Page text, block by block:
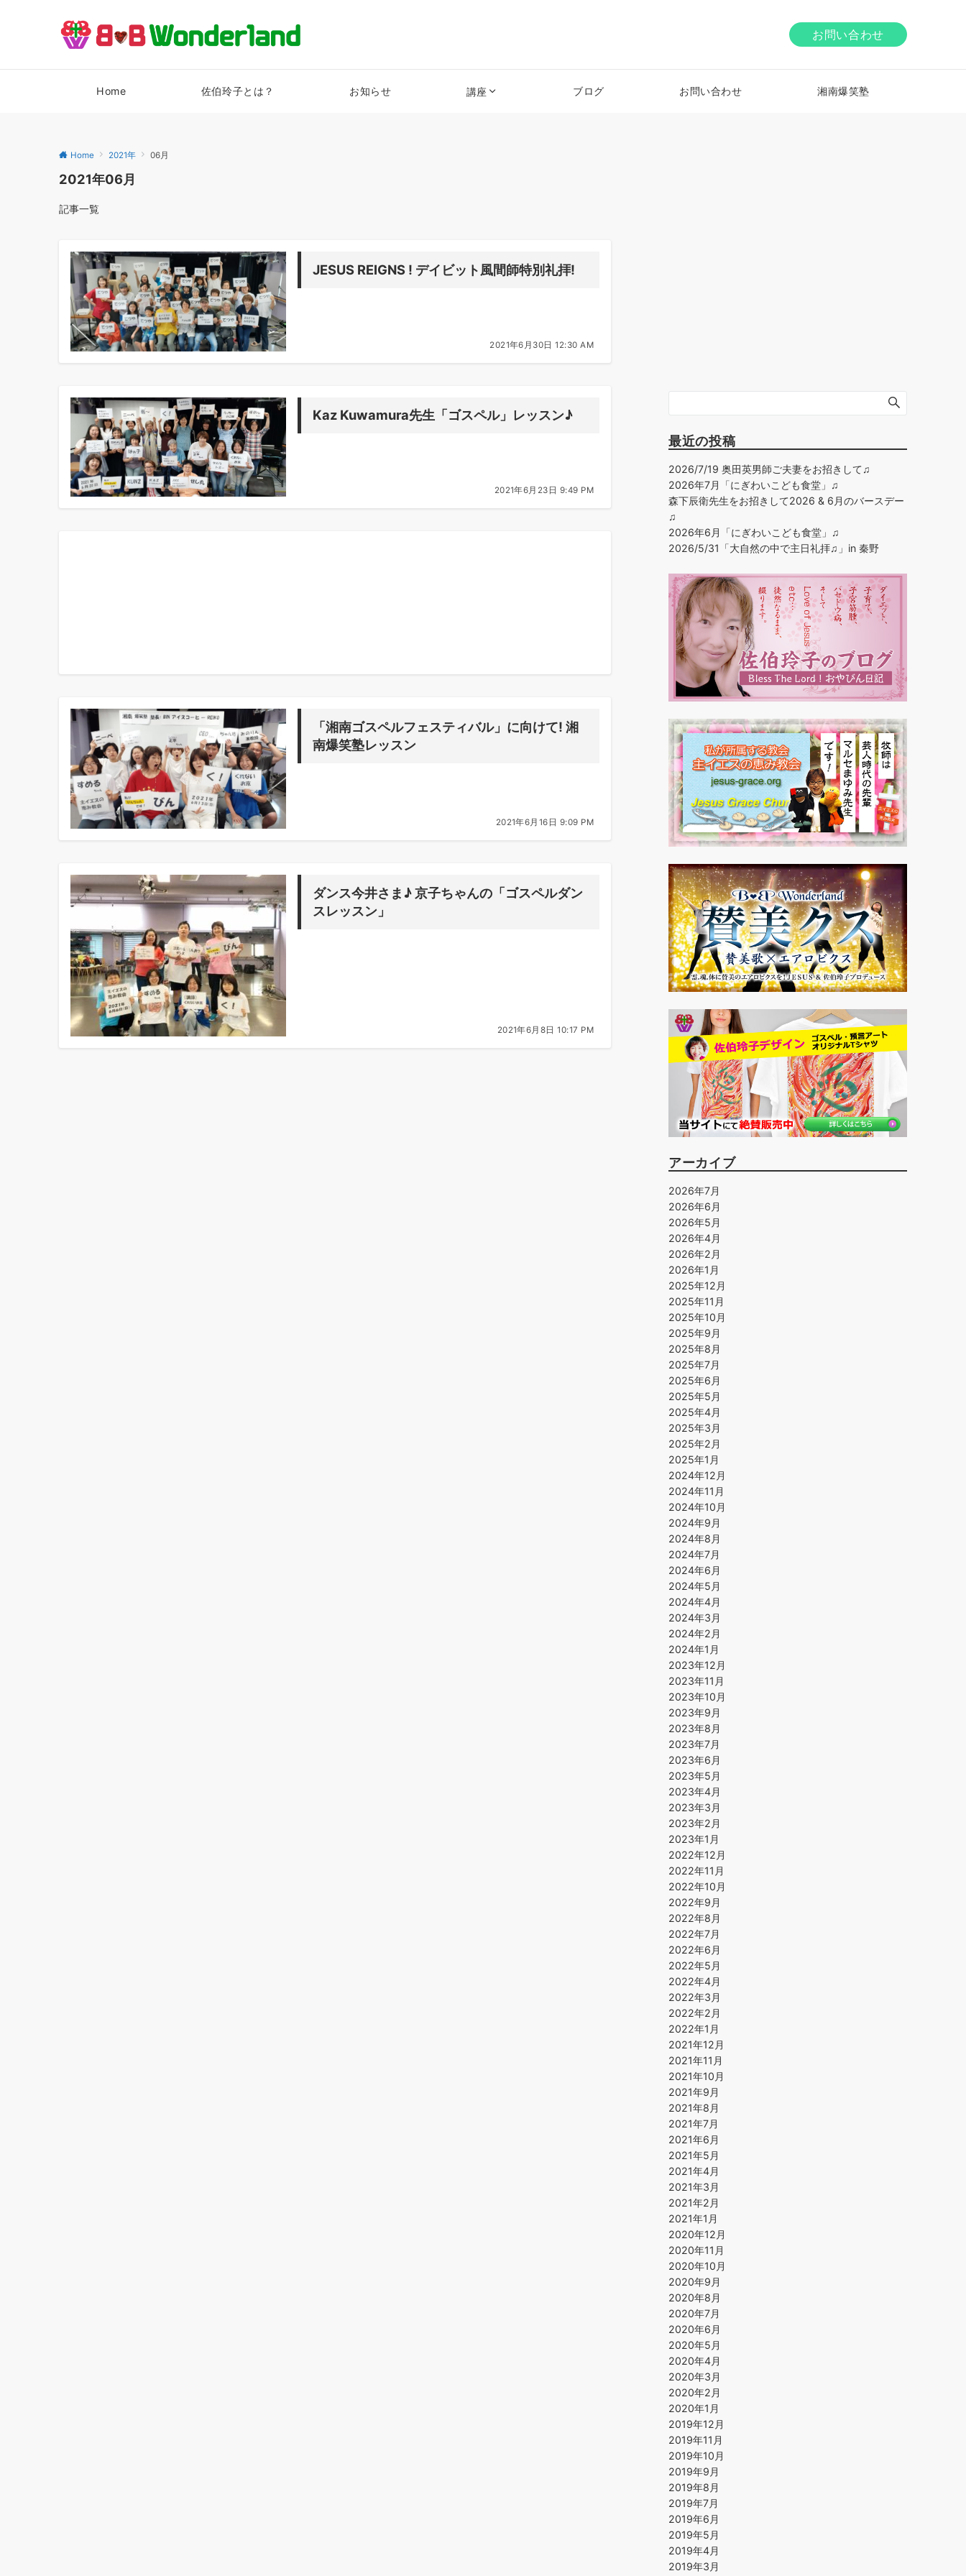
お問い合わせ
Home 佐伯玲子とは？ お知らせ 講座 ブログ お問い合わせ 湘南爆笑塾
Home 2021年 06月
2021年06月
記事一覧
JESUS REIGNS ! デイビット風間師特別礼拝!
2021年6月30日 12:30 AM
Kaz Kuwamura先生「ゴスペル」レッスン♪
2021年6月23日 9:49 PM
「湘南ゴスペルフェスティバル」に向けて! 湘
南爆笑塾レッスン
2021年6月16日 9:09 PM
ダンス今井さま♪ 京子ちゃんの「ゴスペルダン
スレッスン」
2021年6月8日 10:17 PM
最近の投稿
2026/7/19 奥田英男師ご夫妻をお招きして♫
2026年7月「にぎわいこども食堂」♫
森下辰衛先生をお招きして2026 & 6月のバースデー
♫
2026年6月「にぎわいこども食堂」♫
2026/5/31「大自然の中で主日礼拝♫」in 秦野
アーカイブ
2026年7月
2026年6月
2026年5月
2026年4月
2026年2月
2026年1月
2025年12月
2025年11月
2025年10月
2025年9月
2025年8月
2025年7月
2025年6月
2025年5月
2025年4月
2025年3月
2025年2月
2025年1月
2024年12月
2024年11月
2024年10月
2024年9月
2024年8月
2024年7月
2024年6月
2024年5月
2024年4月
2024年3月
2024年2月
2024年1月
2023年12月
2023年11月
2023年10月
2023年9月
2023年8月
2023年7月
2023年6月
2023年5月
2023年4月
2023年3月
2023年2月
2023年1月
2022年12月
2022年11月
2022年10月
2022年9月
2022年8月
2022年7月
2022年6月
2022年5月
2022年4月
2022年3月
2022年2月
2022年1月
2021年12月
2021年11月
2021年10月
2021年9月
2021年8月
2021年7月
2021年6月
2021年5月
2021年4月
2021年3月
2021年2月
2021年1月
2020年12月
2020年11月
2020年10月
2020年9月
2020年8月
2020年7月
2020年6月
2020年5月
2020年4月
2020年3月
2020年2月
2020年1月
2019年12月
2019年11月
2019年10月
2019年9月
2019年8月
2019年7月
2019年6月
2019年5月
2019年4月
2019年3月